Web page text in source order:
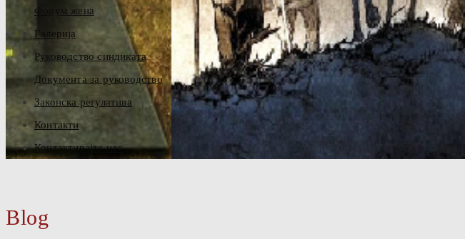
Форум жена
Галерија
Руководство синдиката
Документа за руководство
Законска регулатива
Контакти
Контактирајте нас
Blog